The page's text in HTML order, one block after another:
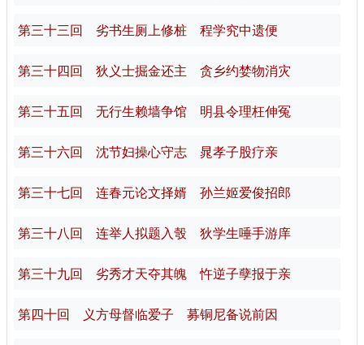
第三十三回 劣书生厕上修桩 程学究中遗便
第三十四回 狄义士掘金还主 贪乡约婪物消灾
第三十五回 无行生赖墙争馆 明县令理枉伸冤
第三十六回 沈节妇操心守志 晁孝子股疗亲
第三十七回 连春元论文择婿 孙兰姬爱俊招郎
第三十八回 连举人拟题入彀 狄学生唾手游庠
第三十九回 劣秀才天夺其魄 忤逆子孽报于亲
第四十回 义方母督临爱子 募铜尼备说前因